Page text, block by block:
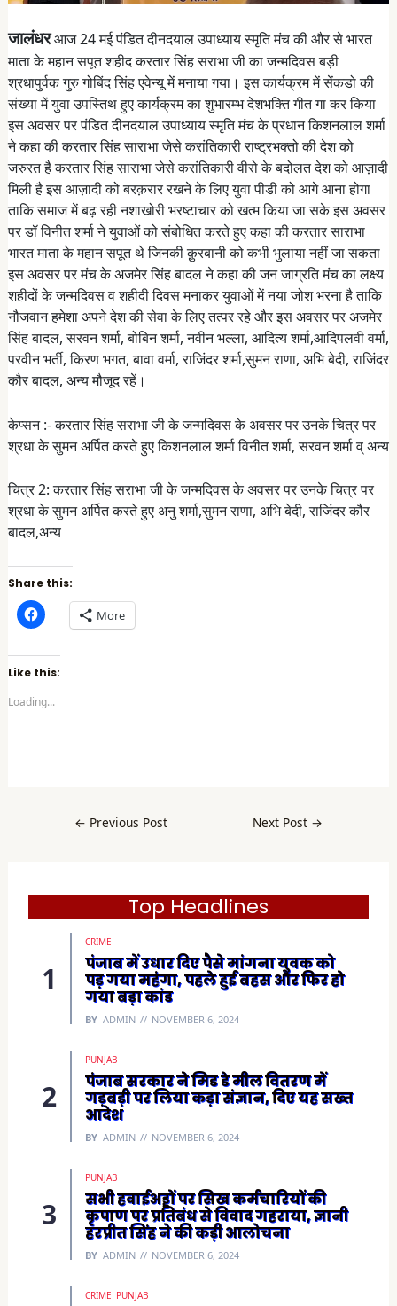
जालंधरआज 24 मई पंडित दीनदयाल उपाध्याय स्मृति मंच की और से भारत
माता के महान सपूत शहीद करतार सिंह सराभा जी का जन्मदिवस बड़ी
श्रधापुर्वक गुरु गोबिंद सिंह एवेन्यू में मनाया गया। इस कार्यक्रम में सेंकडो की
संख्या में युवा उपस्तिथ हुए कार्यक्रम का शुभारम्भ देशभक्ति गीत गा कर किया
इस अवसर पर पंडित दीनदयाल उपाध्याय स्मृति मंच के प्रधान किशनलाल शर्मा
ने कहा की करतार सिंह साराभा जेसे करांतिकारी राष्ट्रभक्तो की देश को
जरुरत है करतार सिंह साराभा जेसे करांतिकारी वीरो के बदोलत देश को आज़ादी
मिली है इस आज़ादी को बरक़रार रखने के लिए युवा पीडी को आगे आना होगा
ताकि समाज में बढ़ रही नशाखोरी भरष्टाचार को खत्म किया जा सके इस अवसर
पर डॉ विनीत शर्मा ने युवाओं को संबोधित करते हुए कहा की करतार साराभा
भारत माता के महान सपूत थे जिनकी क़ुरबानी को कभी भुलाया नहीं जा सकता
इस अवसर पर मंच के अजमेर सिंह बादल ने कहा की जन जाग्रति मंच का लक्ष्य
शहीदों के जन्मदिवस व शहीदी दिवस मनाकर युवाओं में नया जोश भरना है ताकि
नौजवान हमेशा अपने देश की सेवा के लिए तत्पर रहे और इस अवसर पर अजमेर
सिंह बादल, सरवन शर्मा, बोबिन शर्मा, नवीन भल्ला, आदित्य शर्मा,आदिपलवी वर्मा,
परवीन भर्ती, किरण भगत, बावा वर्मा, राजिंदर शर्मा,सुमन राणा, अभि बेदी, राजिंदर
कौर बादल, अन्य मौजूद रहें।
केप्सन :- करतार सिंह सराभा जी के जन्मदिवस के अवसर पर उनके चित्र पर
श्रधा के सुमन अर्पित करते हुए किशनलाल शर्मा विनीत शर्मा, सरवन शर्मा व् अन्य
चित्र 2: करतार सिंह सराभा जी के जन्मदिवस के अवसर पर उनके चित्र पर
श्रधा के सुमन अर्पित करते हुए अनु शर्मा,सुमन राणा, अभि बेदी, राजिंदर कौर
बादल,अन्य
Share this:
C
l
k
t
o
h
e
s
e
w
More
Like this:
Loading...
← Previous Post Next Post →
Top Headlines
CRIME
पंजाब में उधार दिए पैसे मांगना युवक को
पड़ गया महंगा, पहले हुई बहस और फिर हो
गया बड़ा कांड
BY ADMIN NOVEMBER 6, 2024
PUNJAB
पंजाब सरकार ने मिड डे मील वितरण में
गड़बड़ी पर लिया कड़ा संज्ञान, दिए यह सख्त
आदेश
BY ADMIN NOVEMBER 6, 2024
PUNJAB
सभी हवाईअड्डों पर सिख कर्मचारियों की
कृपाण पर प्रतिबंध से विवाद गहराया, ज्ञानी
हरप्रीत सिंह ने की कड़ी आलोचना
BY ADMIN NOVEMBER 6, 2024
CRIME PUNJAB